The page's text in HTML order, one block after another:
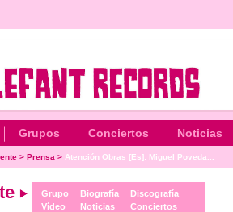
Grupos Conciertos Noticias
> Prensa > Atención Obras [Es]: Miguel Poveda...
Grupo
Vídeo
Biografía
Noticias
Discografía
Conciertos